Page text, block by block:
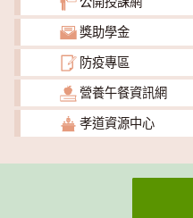
獎助學金
防疫專區
營養午餐資訊網
孝道資源中心